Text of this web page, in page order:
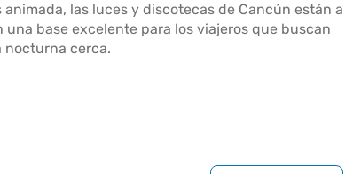
las luces y discotecas de Cancún están a
base excelente para los viajeros que buscan
nocturna cerca.